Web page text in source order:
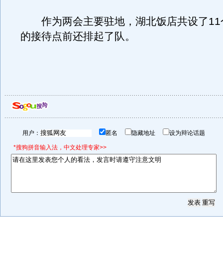
作为两会主要驻地，湖北饭店共设了11
的接待点前还排起了队。
用户： 匿名 隐藏地址 设为辩论话题
*搜狗拼音输入法，中文处理专家>>